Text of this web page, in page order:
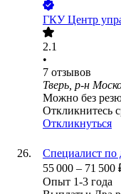
ГКУ Центр
2.1
•
7 отзывов
Тверь, р-н
Можно без
Откликнитесь
Откликнуться
Специалист по
55 000 – 71 500
Опыт 1-3 года